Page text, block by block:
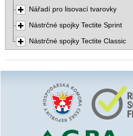
Nářadí pro lisovací tvarovky
Nástrčné spojky Tectite Sprint
Nástrčné spojky Tectite Classic